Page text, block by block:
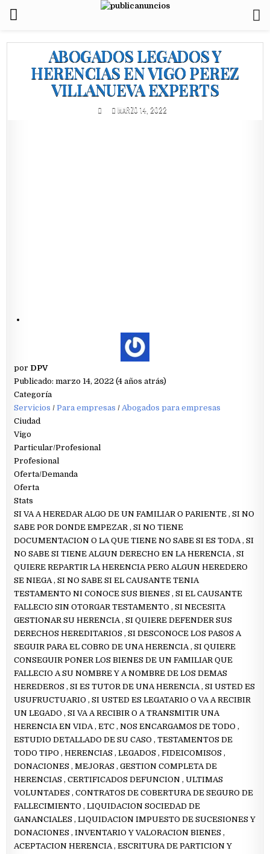
ABOGADOS LEGADOS Y
HERENCIAS EN VIGO PEREZ
VILLANUEVA EXPERTS
MARZO 14, 2022
por DPV
Publicado: marzo 14, 2022 (4 años atrás)
Categoría
Servicios /Para empresas /Abogados para empresas
Ciudad
Vigo
Particular/Profesional
Profesional
Oferta/Demanda
Oferta
Stats
SI VA A HEREDAR ALGO DE UN FAMILIAR O PARIENTE , SI NO
SABE POR DONDE EMPEZAR , SI NO TIENE
DOCUMENTACION O LA QUE TIENE NO SABE SI ES TODA , SI
NO SABE SI TIENE ALGUN DERECHO EN LA HERENCIA , SI
QUIERE REPARTIR LA HERENCIA PERO ALGUN HEREDERO
SE NIEGA , SI NO SABE SI EL CAUSANTE TENIA
TESTAMENTO NI CONOCE SUS BIENES , SI EL CAUSANTE
FALLECIO SIN OTORGAR TESTAMENTO , SI NECESITA
GESTIONAR SU HERENCIA , SI QUIERE DEFENDER SUS
DERECHOS HEREDITARIOS , SI DESCONOCE LOS PASOS A
SEGUIR PARA EL COBRO DE UNA HERENCIA , SI QUIERE
CONSEGUIR PONER LOS BIENES DE UN FAMILIAR QUE
FALLECIO A SU NOMBRE Y A NOMBRE DE LOS DEMAS
HEREDEROS , SI ES TUTOR DE UNA HERENCIA , SI USTED ES
USUFRUCTUARIO , SI USTED ES LEGATARIO O VA A RECIBIR
UN LEGADO , SI VA A RECIBIR O A TRANSMITIR UNA
HERENCIA EN VIDA , ETC , NOS ENCARGAMOS DE TODO ,
ESTUDIO DETALLADO DE SU CASO , TESTAMENTOS DE
TODO TIPO , HERENCIAS , LEGADOS , FIDEICOMISOS ,
DONACIONES , MEJORAS , GESTION COMPLETA DE
HERENCIAS , CERTIFICADOS DEFUNCION , ULTIMAS
VOLUNTADES , CONTRATOS DE COBERTURA DE SEGURO DE
FALLECIMIENTO , LIQUIDACION SOCIEDAD DE
GANANCIALES , LIQUIDACION IMPUESTO DE SUCESIONES Y
DONACIONES , INVENTARIO Y VALORACION BIENES ,
ACEPTACION HERENCIA , ESCRITURA DE PARTICION Y